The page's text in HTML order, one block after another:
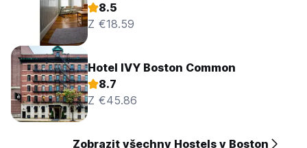
8.5
Z €18.59
Hotel IVY Boston Common
8.7
Z €45.86
Zobrazit všechny Hostels v Boston